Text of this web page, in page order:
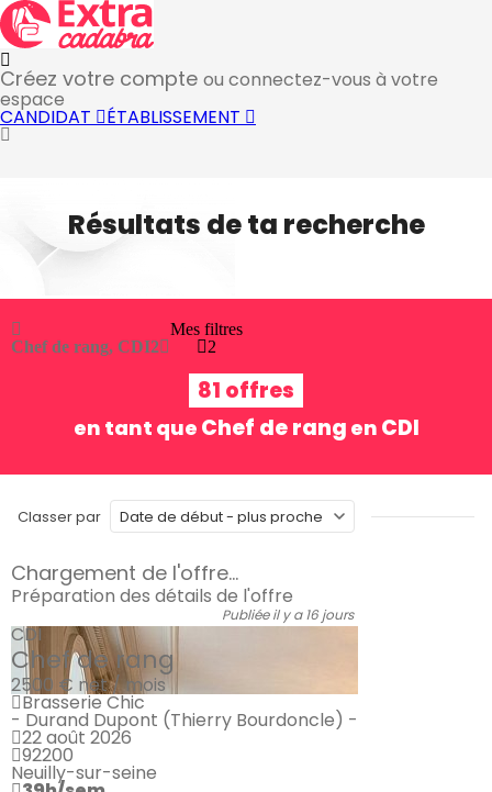
Créez votre compte ou connectez-vous à votre
espace
CANDIDAT ÉTABLISSEMENT
Résultats de ta recherche
Chef de rang, CDI2
Mes filtres
2
81 offres
en tant que Chef de rang en CDI
Classer par
Chargement de l'offre...
Préparation des détails de l'offre
Publiée il y a 16 jours
CDI
Chef de rang
2500 € net / mois
Brasserie Chic
- Durand Dupont (Thierry Bourdoncle) -
22 août 2026
92200
Neuilly-sur-seine